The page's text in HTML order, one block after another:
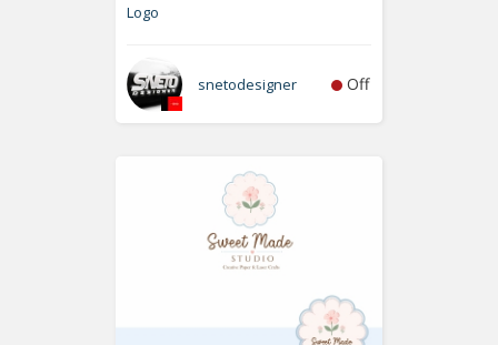
Logo
snetodesigner Off